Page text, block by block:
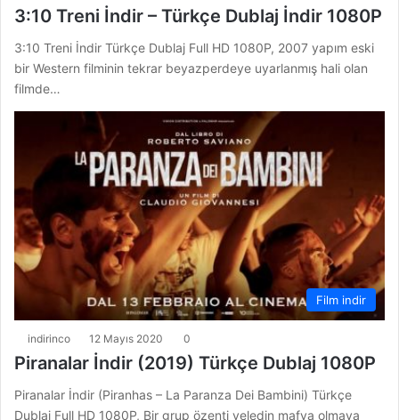
3:10 Treni İndir – Türkçe Dublaj İndir 1080P
3:10 Treni İndir Türkçe Dublaj Full HD 1080P, 2007 yapım eski
bir Western filminin tekrar beyazperdeye uyarlanmış hali olan
filmde…
Film indir
indirinco 12 Mayıs 2020 0
Piranalar İndir (2019) Türkçe Dublaj 1080P
Piranalar İndir (Piranhas – La Paranza Dei Bambini) Türkçe
Dublaj Full HD 1080P, Bir grup özenti veledin mafya olmaya